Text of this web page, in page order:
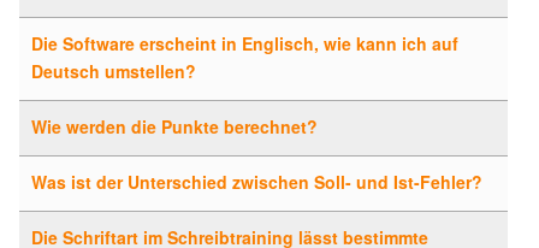
Die Software erscheint in Englisch, wie kann ich auf
Deutsch umstellen?
Wie werden die Punkte berechnet?
Was ist der Unterschied zwischen Soll- und Ist-Fehler?
Die Schriftart im Schreibtraining lässt bestimmte